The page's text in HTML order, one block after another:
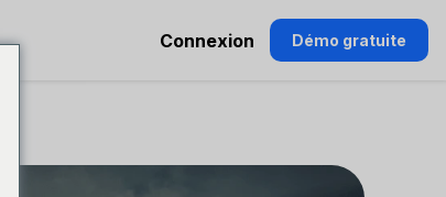
Connexion Démo gratuite